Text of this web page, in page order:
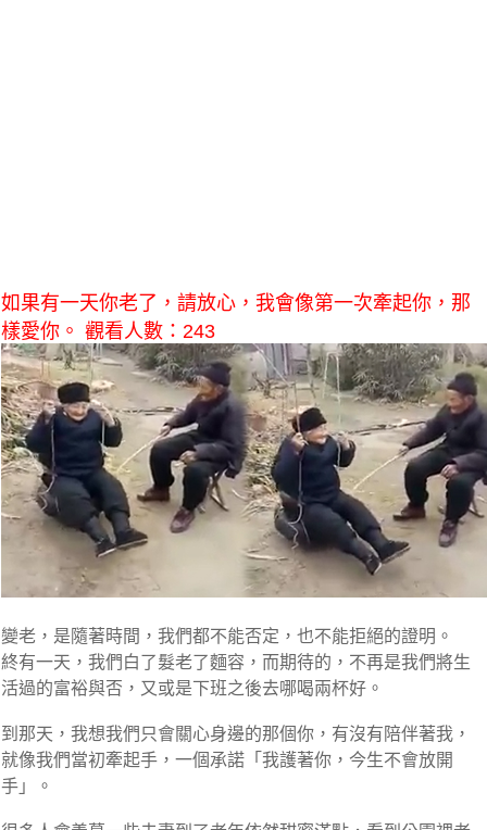
如果有一天你老了，請放心，我會像第一次牽起你，那
樣愛你。 觀看人數：243
變老，是隨著時間，我們都不能否定，也不能拒絕的證明。
終有一天，我們白了髮老了麵容，而期待的，不再是我們將生
活過的富裕與否，又或是下班之後去哪喝兩杯好。
到那天，我想我們只會關心身邊的那個你，有沒有陪伴著我，
就像我們當初牽起手，一個承諾「我護著你，今生不會放開
手」。